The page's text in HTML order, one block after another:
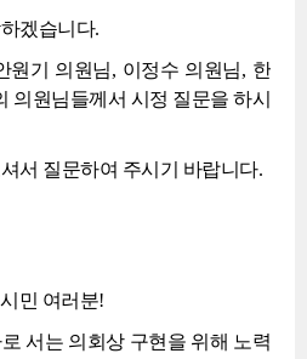
겠습니다.
원기 의원님, 이정수 의원님, 한
의원님들께서 시정 질문을 하시
서 질문하여 주시기 바랍니다.
민 여러분!
서는 의회상 구현을 위해 노력